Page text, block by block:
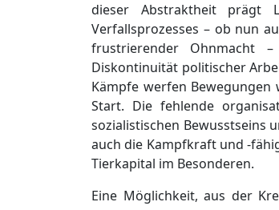
dieser Abstraktheit prägt
Verfallsprozesses – ob nun
frustrierender Ohnmacht
Diskontinuität politischer
Kämpfe werfen
Start. Die fehlende
sozialistischen Bewusstseins
auch die Kampfkraft und -
Tierkapital im Besonderen.
Eine Möglichkeit, aus der